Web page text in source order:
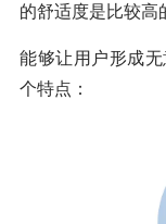
的舒适度是比较高
能够让用户形成
个特点：